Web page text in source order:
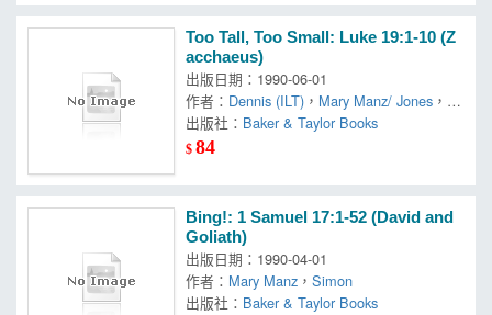
Too Tall, Too Small: Luke 19:1-10 (Z
acchaeus)
出版日期：1990-06-01
作者： Dennis (ILT) ， Mary Manz/ Jones ， Si
mon
出版社： Baker & Taylor Books
$84
Bing!: 1 Samuel 17:1-52 (David and
Goliath)
出版日期：1990-04-01
作者： Mary Manz ，Simon
出版社： Baker & Taylor Books